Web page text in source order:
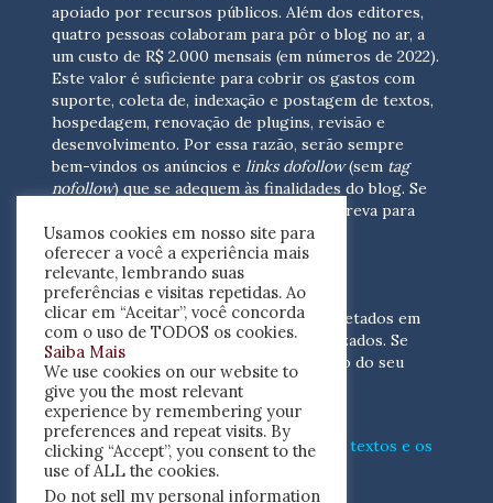
apoiado por recursos públicos. Além dos editores,
quatro pessoas colaboram para pôr o blog no ar, a
um custo de R$ 2.000 mensais (em números de 2022).
Este valor é suficiente para cobrir os gastos com
suporte, coleta de, indexação e postagem de textos,
hospedagem, renovação de plugins, revisão e
desenvolvimento. Por essa razão, serão sempre
bem-vindos os anúncios e links dofollow(sem tag
nofollow) que se adequem às finalidades do blog. Se
escreva para
nós(contato@resenhacritica.com.br)
FONTES E ACERVO
As resenhas, dossiês e sumários são coletados em
periódicos acadêmicos e sites especializados. Se
você tem interesse em divulgar o acervo do seu
periódico, escreva para nós
(contato@resenhacritica.com.br)
Conheça omodocomo processamos os textos e os
índicesdisponibilizados neste blog.
Usamos cookies em nosso site para
oferecer a você a experiência mais
relevante, lembrando suas
preferências e visitas repetidas. Ao
clicar em “Aceitar”, você concorda
com o uso de TODOS os cookies.
Saiba Mais
We use cookies on our website to
give you the most relevant
experience by remembering your
preferences and repeat visits. By
clicking “Accept”, you consent to the
use of ALL the cookies.
Do not sell my personal information